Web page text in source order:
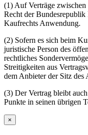
(1) Auf Verträge
Recht der
Kaufrechts Anwendung.
(2) Sofern es sich beim
juristische Person des
rechtliches
Streitigkeiten aus
dem Anbieter der Sitz des
(3) Der Vertrag bleibt
Punkte in seinen übrigen
×